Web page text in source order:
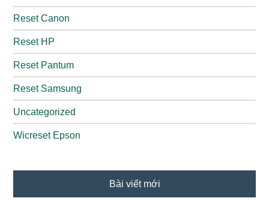
Reset Canon
Reset HP
Reset Pantum
Reset Samsung
Uncategorized
Wicreset Epson
Bài viết mới